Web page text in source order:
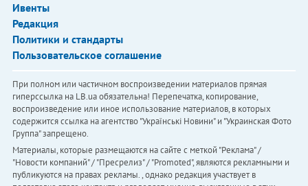
Ивенты
Редакция
Политики и стандарты
Пользовательское соглашение
При полном или частичном воспроизведении материалов прямая
гиперссылка на LB.ua обязательна! Перепечатка, копирование,
воспроизведение или иное использование материалов, в которых
содержится ссылка на агентство "Українськi Новини" и "Украинская Фото
Группа" запрещено.
Материалы, которые размещаются на сайте с меткой "Реклама" /
"Новости компаний" / "Пресрелиз" / "Promoted", являются рекламными и
публикуются на правах рекламы. , однако редакция участвует в